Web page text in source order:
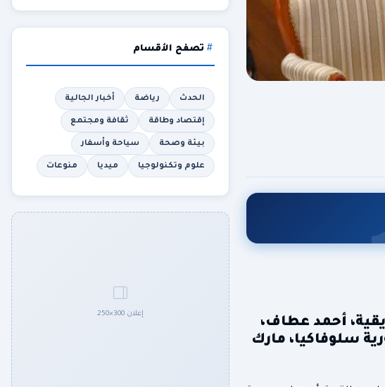
أحمد عطاف،
سلوفاكيا، مارك
تصفح الأقسام
الحدث رياضة أخبار الجالية
إقتصاد وطاقة ثقافة ومجتمع
بيئة وصحة سياحة وأسفار
علوم وتكنولوجيا ميديا منوعات
إعلان 300×250